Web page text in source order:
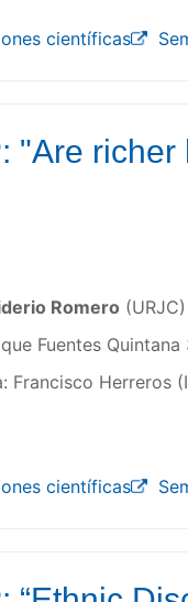
científicas
"Are
Romero (URJC)
Fuentes Quintana
Francisco Herreros
científicas